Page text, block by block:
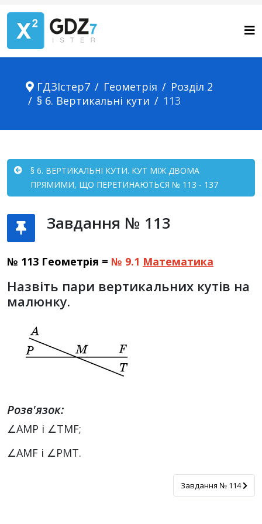
ГДЗІстер7 Геометрія
Розділ 2
§ 6. Вертикальні кути
113
§ 6. ВЕРТИКАЛЬНІ КУТИ. КУТ МІЖ ДВОМА
ПРЯМИМИ, ЩО ПЕРЕТИНАЮТЬСЯ № 113 - 137
Завдання № 113
№ 113 Геометрія = № 9.1 Математика
Назвіть пари вертикальних кутів на
малюнку.
Розв'язок:
∠АМР і ∠TMF;
∠AMF і ∠РМТ.
Завдання № 114
Завдання № 114